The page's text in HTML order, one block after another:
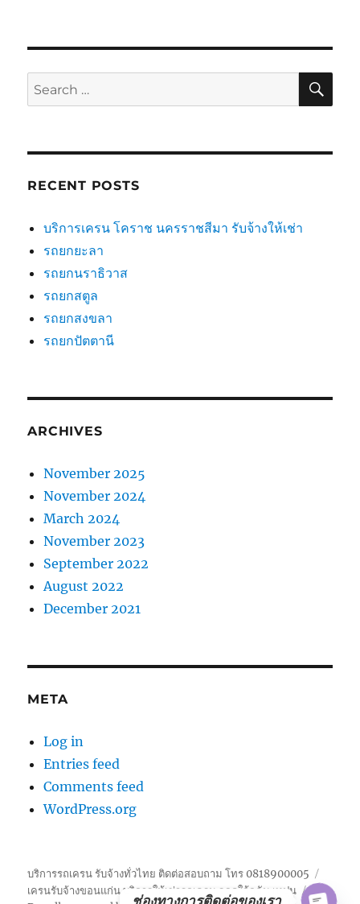
Search
for:
RECENT POSTS
บริการเครน โคราช นครราชสีมา รับจ้างให้เช่า
รถยกยะลา
รถยกนราธิวาส
รถยกสตูล
รถยกสงขลา
รถยกปัตตานี
ARCHIVES
November 2025
November 2024
March 2024
November 2023
September 2022
August 2022
December 2021
META
Log in
Entries feed
Comments feed
WordPress.org
บริการรถเครน รับจ้างทั่วไทย ติดต่อสอบถาม โทร 0818900005
เครนรับจ้างขอนแก่น บริการให้เช่ารถเครน จอดใก้ลฉัน เทปูน
ช่องทางการติดต่อของเรา